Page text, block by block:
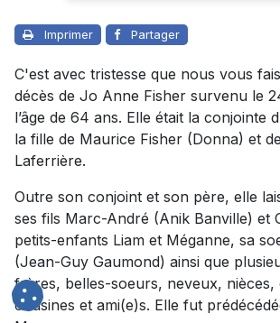
Imprimer Partager
C'est avec tristesse que nous vous
décès de Jo Anne Fisher survenu le
l’âge de 64 ans. Elle était la conjointe
la fille de Maurice Fisher (Donna) et
Laferrière.
Outre son conjoint et son père, elle
ses fils Marc-André (Anik Banville) et
petits-enfants Liam et Méganne, sa
(Jean-Guy Gaumond) ainsi que
frères, belles-soeurs, neveux, nièces,
cousines et ami(e)s. Elle fut